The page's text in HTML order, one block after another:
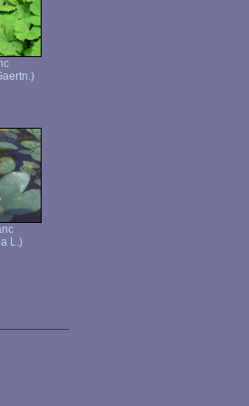
L.)